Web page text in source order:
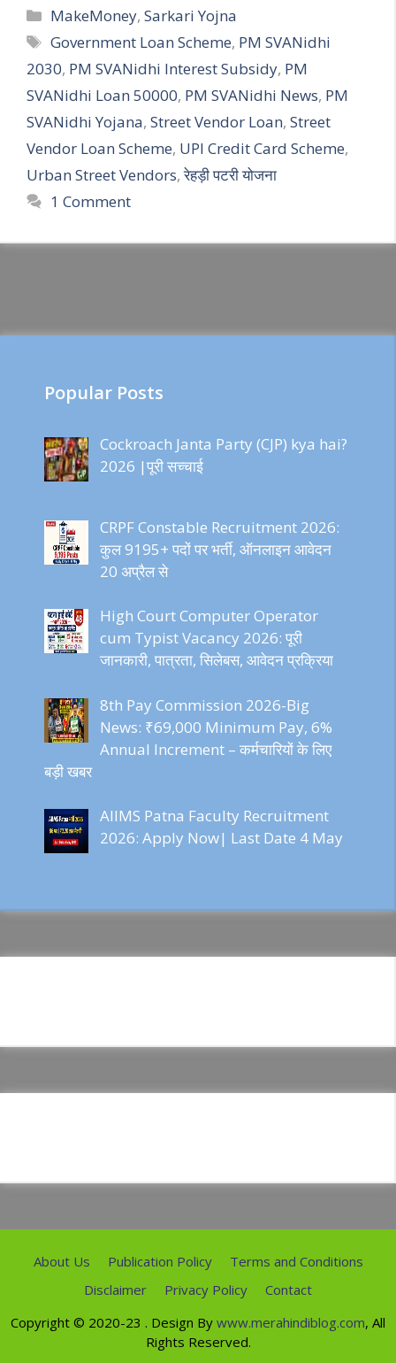
Categories
MakeMoney,Sarkari Yojna
Tags
Government Loan Scheme, PM SVANidhi
2030, PM SVANidhi Interest Subsidy, PM
SVANidhi Loan 50000, PM SVANidhi News, PM
SVANidhi Yojana, Street Vendor Loan, Street
Vendor Loan Scheme, UPI Credit Card Scheme,
Urban Street Vendors,रेहड़ी पटरी योजना
1 Comment
Popular Posts
Cockroach Janta Party (CJP) kya hai?
2026 |पूरी सच्चाई
CRPF Constable Recruitment 2026:
कुल 9195+ पदों पर भर्ती, ऑनलाइन आवेदन
20 अप्रैल से
High Court Computer Operator
cum Typist Vacancy 2026: पूरी
जानकारी, पात्रता, सिलेबस, आवेदन प्रक्रिया
8th Pay Commission 2026-Big
News: ₹69,000 Minimum Pay, 6%
Annual Increment – कर्मचारियों के लिए
बड़ी खबर
AIIMS Patna Faculty Recruitment
2026: Apply Now| Last Date 4 May
About Us Publication Policy
Terms and Conditions
Disclaimer
Privacy Policy
Contact
Copyright © 2020-23 . Design By www.merahindiblog.com, All
Rights Reserved.